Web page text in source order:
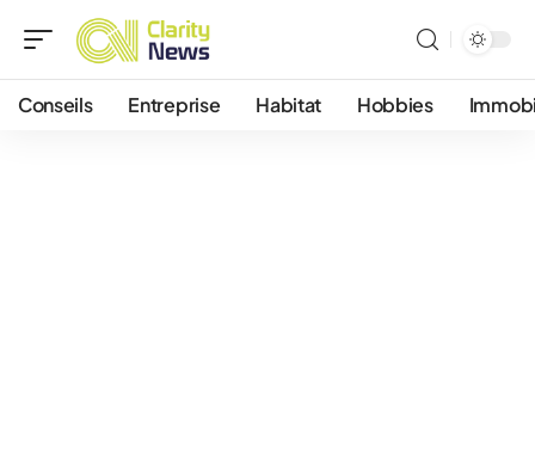
Conseils Entreprise Habitat Hobbies